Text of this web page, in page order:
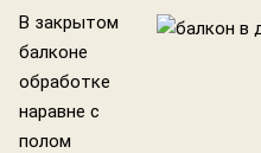
В закрытом
балконе
обработке
наравне с
полом